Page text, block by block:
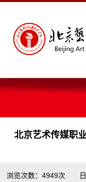
北京艺术传媒职
浏览次数：4949次 日